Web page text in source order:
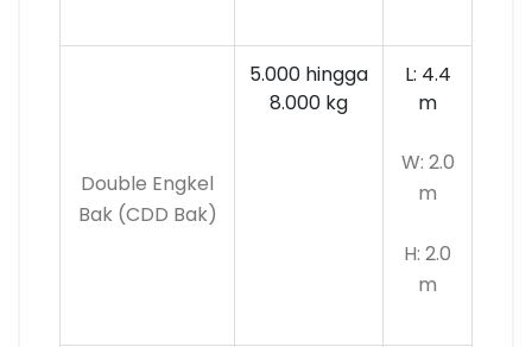
Double Engkel
Bak (CDD Bak)
5.000 hingga
8.000 kg
L: 4.4
m
W: 2.0
m
H: 2.0
m